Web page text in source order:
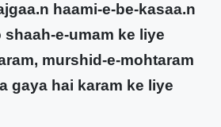
haami-e-be-kasaa.n
e-umam ke liye
murshid-e-mohtaram
gaya hai karam ke liye